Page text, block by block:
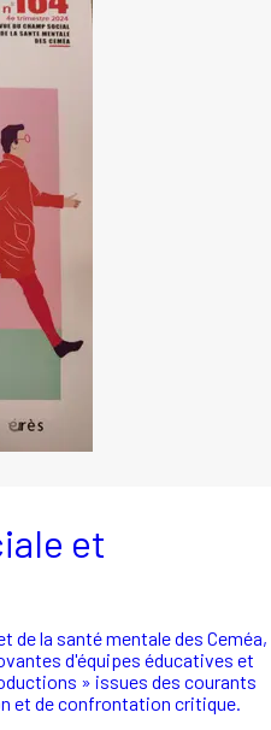
et
de la santé mentale des Ceméa,
d'équipes éducatives et
» issues des courants
et de confrontation critique.